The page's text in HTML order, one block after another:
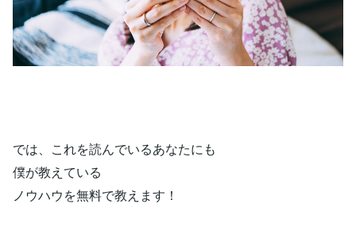
では、これを読んでいるあなたにも
僕が教えている
ノウハウを無料で教えます！